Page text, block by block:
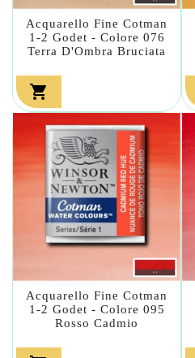
Acquarello Fine Cotman
1-2 Godet - Colore 076
Terra D'Ombra Bruciata

Acquarello Fine Cotman
1-2 Godet - Colore 095
Rosso Cadmio